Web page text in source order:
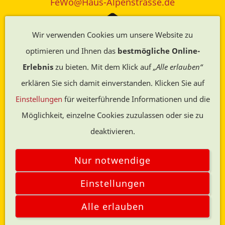
Allgäuer Wanderparadies ...
Wer gerne wandert, ist in Halblech genau richtig.
Vom gemütlichen Spaziergang durch das
beschauliche Voralpenland bis zu hochalpinen
Touren findet jeder das, was für seine Fitness am
besten passt. Infos>>
Radfahren im Allgäu ...
Auch beim Rad fahren durch das herrliche Allgäu
sind die Ansprüche sehr unterschiedlich. Doch in
Halblech kommen alle auf ihre Kosten.
© Alle Rechte bei Axel Döring - Döring24.de
Wir verwenden Cookies um unsere Website zu
optimieren und Ihnen das bestmögliche Online-
Erlebnis zu bieten. Mit dem Klick auf„Alle erlauben“
erklären Sie sich damit einverstanden. Klicken Sie auf
Einstellungen für weiterführende Informationen und die
Möglichkeit, einzelne Cookies zuzulassen oder sie zu
deaktivieren.
Nur notwendige
Einstellungen
Alle erlauben